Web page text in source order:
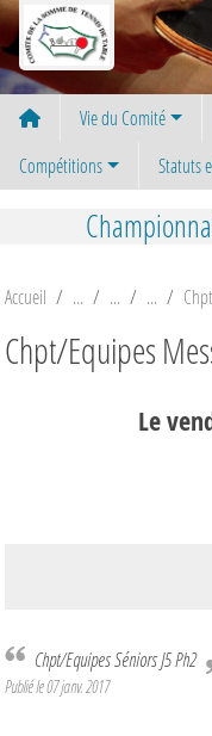
Vie du Comité
Compétitions
Statuts
Accueil
Chpt/Equipes
Le
Chpt/Equipes Séniors J5 Ph2
Publié le07 janv. 2017
Panneau de gestion des cookies